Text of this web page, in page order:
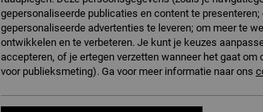
gepersonaliseerde publicaties en content te
gepersonaliseerde advertenties te leveren; om meer te
ontwikkelen en te verbeteren. Je kunt je keuzes
accepteren, of je ertegen verzetten wanneer het gaat
voor publieksmeting). Ga voor meer informatie naar ons